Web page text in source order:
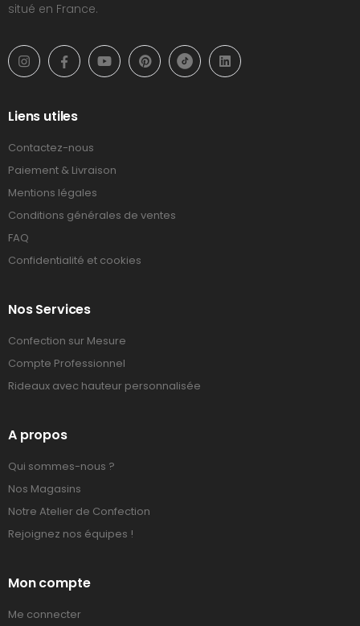
situé en France.
Liens utiles
Contactez-nous
Paiement & Livraison
Mentions légales
Conditions générales de ventes
FAQ
Confidentialité et cookies
Nos Services
Confection sur Mesure
Compte Professionnel
Rideaux avec hauteur personnalisée
A propos
Qui sommes-nous ?
Nos Magasins
Notre Atelier de Confection
Rejoignez nos équipes !
Mon compte
Me connecter